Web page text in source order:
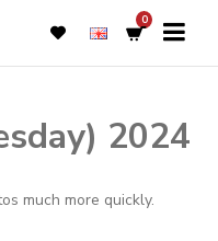
0
2024
much more quickly.